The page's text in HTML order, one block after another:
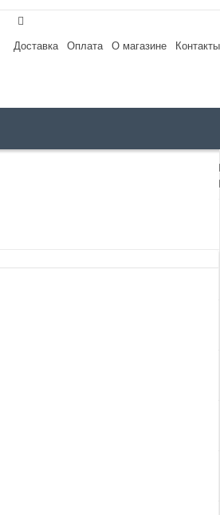
Доставка Оплата О магазине Контакты